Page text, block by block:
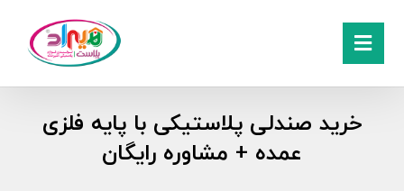
خرید صندلی پلاستیکی با پایه فلزی
عمده + مشاوره رایگان